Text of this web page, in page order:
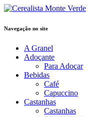
Navegação no site
A Granel
Adoçante
Para Adoçar
Bebidas
Café
Capuccino
Castanhas
Castanhas